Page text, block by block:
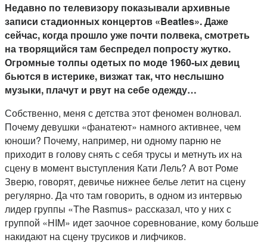
Недавно по телевизору показывали архивные
записи стадионных концертов «Beatles». Даже
сейчас, когда прошло уже почти полвека, смотреть
на творящийся там беспредел попросту жутко.
Огромные толпы одетых по моде 1960-ых девиц
бьются в истерике, визжат так, что неслышно
музыки, плачут и рвут на себе одежду…
Собственно, меня с детства этот феномен волновал.
Почему девушки «фанатеют» намного активнее, чем
юноши? Почему, например, ни одному парню не
приходит в голову снять с себя трусы и метнуть их на
сцену в момент выступления Кати Лель? А вот Роме
Зверю, говорят, девичье нижнее белье летит на сцену
регулярно. Да что там говорить, в одном из интервью
лидер группы «The Rasmus» рассказал, что у них с
группой «HIM» идет заочное соревнование, кому больше
накидают на сцену трусиков и лифчиков.